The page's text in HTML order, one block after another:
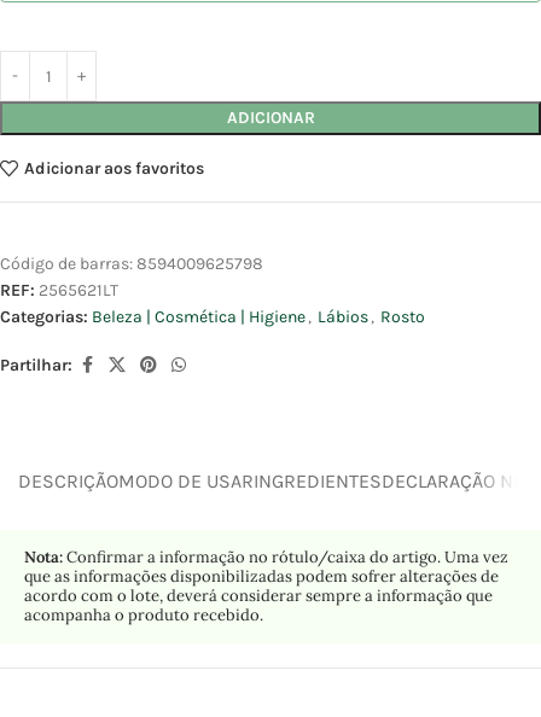
ADICIONAR
Adicionar aos favoritos
Código de barras:8594009625798
REF: 2565621LT
Categorias: Beleza | Cosmética | Higiene, Lábios, Rosto
Partilhar:
DESCRIÇÃOMODO DE USARINGREDIENTESDECLARAÇÃO
Nota:Confirmar a informação no rótulo/caixa do artigo. Uma vez
que as informações disponibilizadas podem sofrer alterações de
acordo com o lote, deverá considerar sempre a informação que
acompanha o produto recebido.